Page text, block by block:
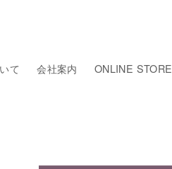
て 会社案内 ONLINE STORE